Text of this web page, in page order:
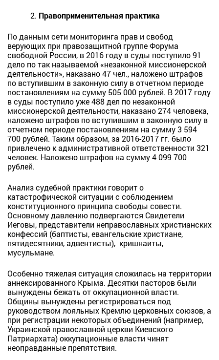
Правоприменительная практика
По данным сети мониторинга прав и свобод
верующих при правозащитной группе Форума
свободной России, в 2016 году в суды поступило 91
дело по так называемой «незаконной миссионерской
деятельности», наказано 47 чел., наложено штрафов
по вступившим в законную силу в отчетном периоде
постановлениям на сумму 505 000 рублей. В 2017 году
в суды поступило уже 488 дел по незаконной
миссионерской деятельности, наказано 274 человека,
наложено штрафов по вступившим в законную силу в
отчетном периоде постановлениям на сумму 3 594
700 рублей. Таким образом, за 2016-2017 гг. было
привлечено к административной ответственности 321
человек. Наложено штрафов на сумму 4 099 700
рублей.
Анализ судебной практики говорит о
катастрофической ситуации с соблюдением
конституционного принципа свободы совести.
Основному давлению подвергаются Свидетели
Иеговы, представители неправославных христианских
конфессий (баптисты, евангельские христиане,
пятидесятники, адвентисты), кришнаиты,
мусульмане.
Особенно тяжелая ситуация сложилась на территории
аннексированного Крыма. Десятки пасторов были
вынуждены бежать от оккупационной власти.
Общины вынуждены регистрироваться под
руководством лояльных Кремлю церковных союзов, а
при регистрации некоторых объединений (например,
Украинской православной церкви Киевского
Патриархата) оккупационные власти чинят
неоправданные препятствия.